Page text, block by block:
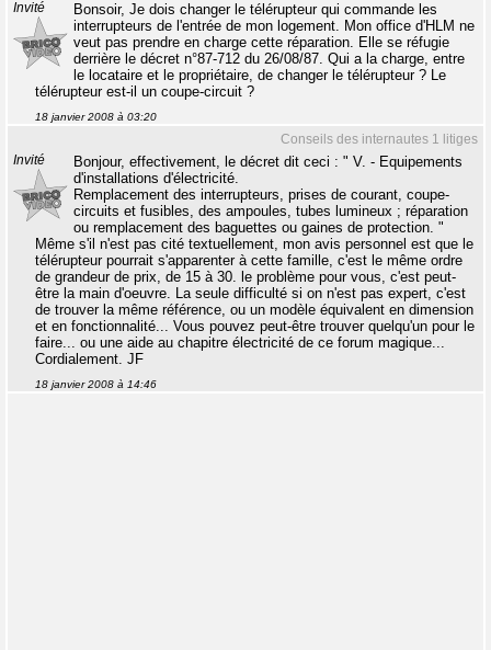
Invité
Bonsoir, Je dois changer le télérupteur qui commande les
interrupteurs de l'entrée de mon logement. Mon office d'HLM ne
veut pas prendre en charge cette réparation. Elle se réfugie
derrière le décret n°87-712 du 26/08/87. Qui a la charge, entre
le locataire et le propriétaire, de changer le télérupteur ? Le
télérupteur est-il un coupe-circuit ?
18 janvier 2008 à 03:20
Conseils des internautes 1 litiges
Invité
Bonjour, effectivement, le décret dit ceci : " V. - Equipements
d'installations d'électricité.
Remplacement des interrupteurs, prises de courant, coupe-
circuits et fusibles, des ampoules, tubes lumineux ; réparation
ou remplacement des baguettes ou gaines de protection. "
Même s'il n'est pas cité textuellement, mon avis personnel est que le
télérupteur pourrait s'apparenter à cette famille, c'est le même ordre
de grandeur de prix, de 15 à 30. le problème pour vous, c'est peut-
être la main d'oeuvre. La seule difficulté si on n'est pas expert, c'est
de trouver la même référence, ou un modèle équivalent en dimension
et en fonctionnalité... Vous pouvez peut-être trouver quelqu'un pour le
faire... ou une aide au chapitre électricité de ce forum magique...
Cordialement. JF
18 janvier 2008 à 14:46